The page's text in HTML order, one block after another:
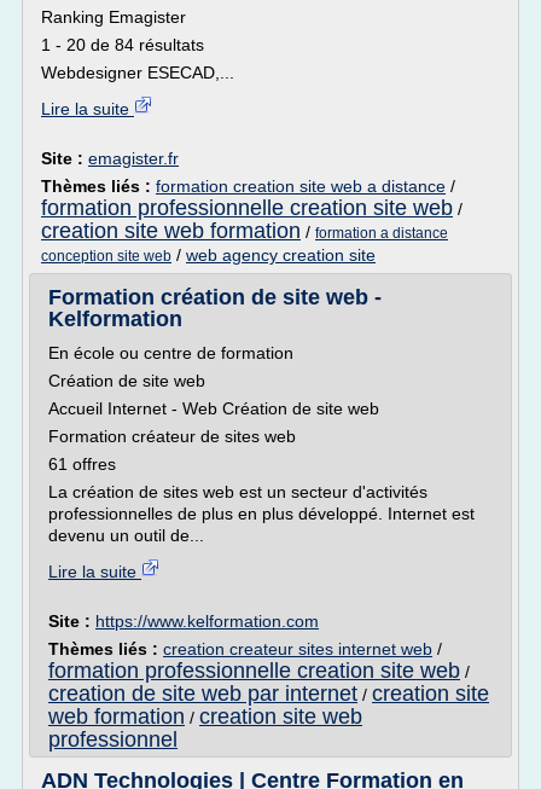
Ranking Emagister
1 - 20 de 84 résultats
Webdesigner ESECAD,...
Lire la suite
Site : emagister.fr
Thèmes liés : formation creation site web a distance /
formation professionnelle creation site web /
creation site web formation / formation a distance
conception site web / web agency creation site
Formation création de site web -
Kelformation
En école ou centre de formation
Création de site web
Accueil Internet - Web Création de site web
Formation créateur de sites web
61 offres
La création de sites web est un secteur d'activités
professionnelles de plus en plus développé. Internet est
devenu un outil de...
Lire la suite
Site : https://www.kelformation.com
Thèmes liés : creation createur sites internet web /
formation professionnelle creation site web /
creation de site web par internet / creation site
web formation / creation site web
professionnel
ADN Technologies | Centre Formation en